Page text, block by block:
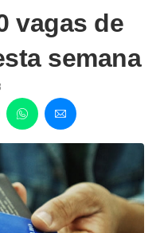
vagas de
semana